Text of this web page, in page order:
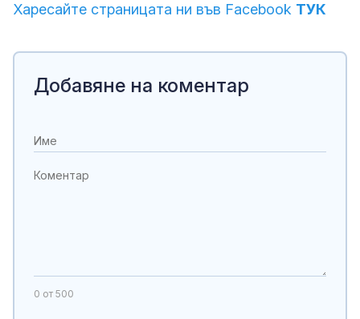
Харесайте страницата ни във Facebook ТУК
Добавяне на коментар
0 от 500